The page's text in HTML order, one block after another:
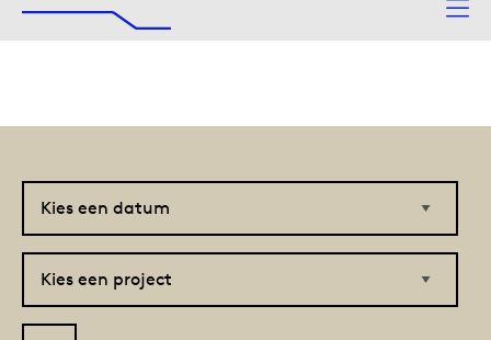
Naar hoofdinhoud
De Afsluitdijk
datum
project